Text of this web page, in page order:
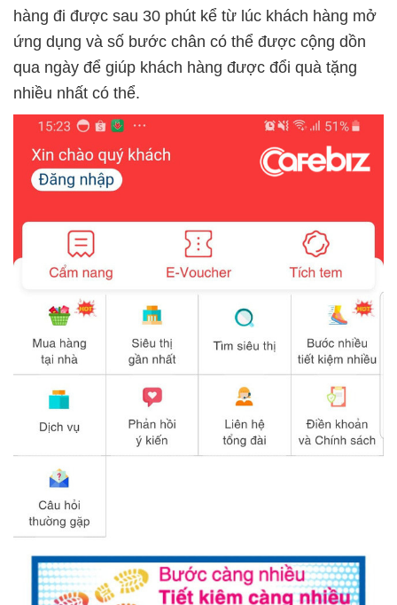
hàng đi được sau 30 phút kể từ lúc khách hàng mở
ứng dụng và số bước chân có thể được cộng dồn
qua ngày để giúp khách hàng được đổi quà tặng
nhiều nhất có thể.